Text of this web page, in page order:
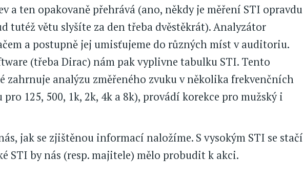
a ten opakovaně přehrává (ano, někdy je měření STI opravdu
tutéž větu slyšíte za den třeba dvěstěkrát). Analyzátor
a postupně jej umisťujeme do různých míst v auditoriu.
(třeba Dirac) nám pak vyplivne tabulku STI. Tento
zahrnuje analýzu změřeného zvuku v několika frekvenčních
125, 500, 1k, 2k, 4k a 8k), provádí korekce pro mužský i
jak se zjištěnou informací naložíme. S vysokým STI se stačí
STI by nás (resp. majitele) mělo probudit k akci.